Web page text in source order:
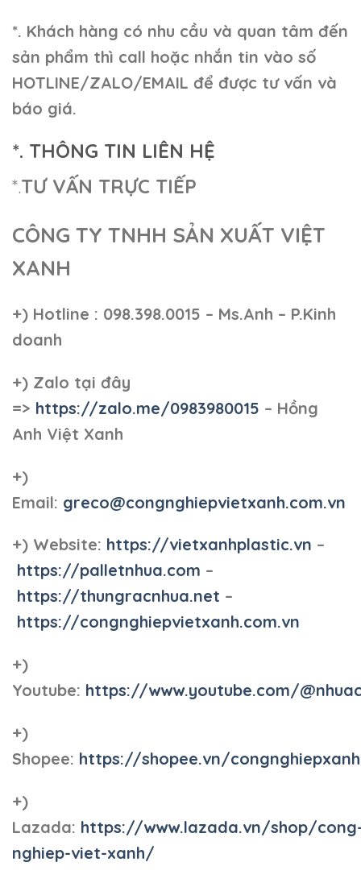
*. Khách hàng có nhu cầu và quan tâm đến
sản phẩm thì call hoặc nhắn tin vào số
HOTLINE/ZALO/EMAIL để được tư vấn và
báo giá.
*. THÔNG TIN LIÊN HỆ
*.TƯ VẤN TRỰC TIẾP
CÔNG TY TNHH SẢN XUẤT VIỆT
XANH
+) Hotline : 098.398.0015 – Ms.Anh – P.Kinh
doanh
+) Zalo tại đây
=> https://zalo.me/0983980015 – Hồng
Anh Việt Xanh
+)
Email: greco@congnghiepvietxanh.com.vn
+) Website: https://vietxanhplastic.vn –
https://palletnhua.com –
https://thungracnhua.net –
https://congnghiepvietxanh.com.vn
+)
Youtube: https://www.youtube.com/
+)
Shopee: https://shopee.vn/
+)
Lazada: https://www.lazada.vn/shop/
nghiep-viet-xanh/